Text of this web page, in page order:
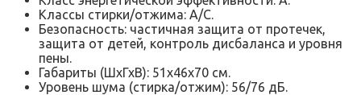
Классы стирки/отжима: А/С.
Безопасность: частичная защита от протечек,
защита от детей, контроль дисбаланса и уровня
пены.
Габариты (ШхГхВ): 51x46x70 см.
Уровень шума (стирка/отжим): 56/76 дБ.